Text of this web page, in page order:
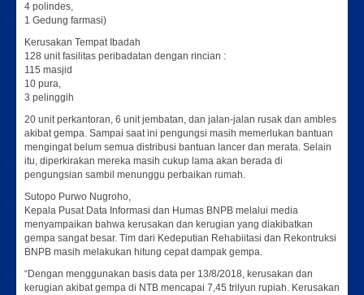
4 polindes,
1 Gedung farmasi)
Kerusakan Tempat Ibadah
128 unit fasilitas peribadatan dengan rincian :
115 masjid
10 pura,
3 pelinggih
20 unit perkantoran, 6 unit jembatan, dan jalan-jalan rusak dan ambles
akibat gempa. Sampai saat ini pengungsi masih memerlukan bantuan
mengingat belum semua distribusi bantuan lancer dan merata. Selain
itu, diperkirakan mereka masih cukup lama akan berada di
pengungsian sambil menunggu perbaikan rumah.
Sutopo Purwo Nugroho,
Kepala Pusat Data Informasi dan Humas BNPB melalui media
menyampaikan bahwa kerusakan dan kerugian yang diakibatkan
gempa sangat besar. Tim dari Kedeputian Rehabiitasi dan Rekontruksi
BNPB masih melakukan hitung cepat dampak gempa.
“Dengan menggunakan basis data per 13/8/2018, kerusakan dan
kerugian akibat gempa di NTB mencapai 7,45 trilyun rupiah. Kerusakan